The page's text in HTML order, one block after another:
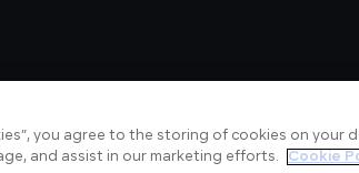
Articles News
you agree to the storing of cookies on your
and assist in our marketing efforts.
Cookie